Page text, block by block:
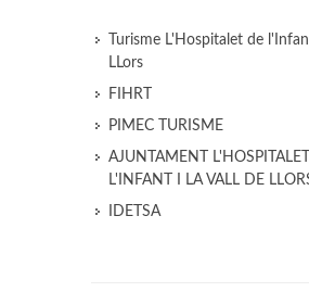
Turisme L'Hospitalet de
LLors
FIHRT
PIMEC TURISME
AJUNTAMENT
L'INFANT I LA VALL DE
IDETSA